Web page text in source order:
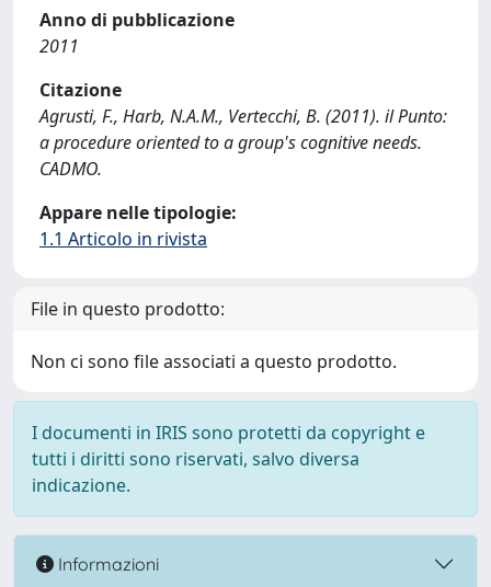
Anno di pubblicazione
2011
Citazione
Agrusti, F., Harb, N.A.M., Vertecchi, B. (2011). il Punto:
a procedure oriented to a group's cognitive needs.
CADMO.
Appare nelle tipologie:
1.1 Articolo in rivista
File in questo prodotto:
Non ci sono file associati a questo prodotto.
I documenti in IRIS sono protetti da copyright e
tutti i diritti sono riservati, salvo diversa
indicazione.
Informazioni